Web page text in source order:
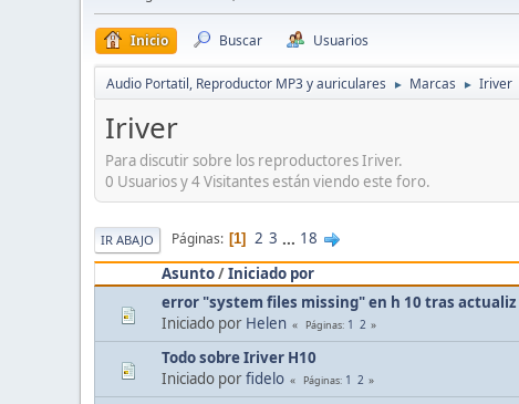
Inicio Buscar Usuarios
Audio Portatil, Reproductor MP3 y auriculares ► Marcas ► Iriver
Iriver
Para discutir sobre los reproductores Iriver.
0 Usuarios y 4 Visitantes están viendo este foro.
IR ABAJO Páginas 1 2 3 ... 18
Asunto/Iniciado por
error "system files missing" en h 10 tras actualiz
Iniciado por Helen Páginas 1 2
Todo sobre Iriver H10
Iniciado porfidelo Páginas 1 2